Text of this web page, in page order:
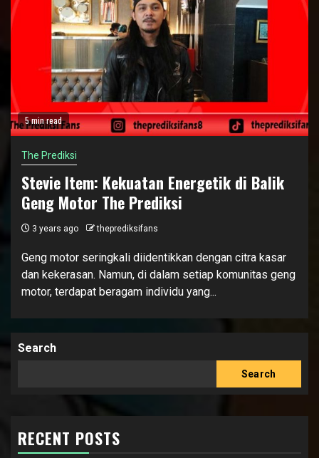
5 min read
The Prediksi
Stevie Item: Kekuatan Energetik di Balik
Geng Motor The Prediksi
3 years ago theprediksifans
Geng motor seringkali diidentikkan dengan citra kasar
dan kekerasan. Namun, di dalam setiap komunitas geng
motor, terdapat beragam individu yang...
Search
Search
RECENT POSTS